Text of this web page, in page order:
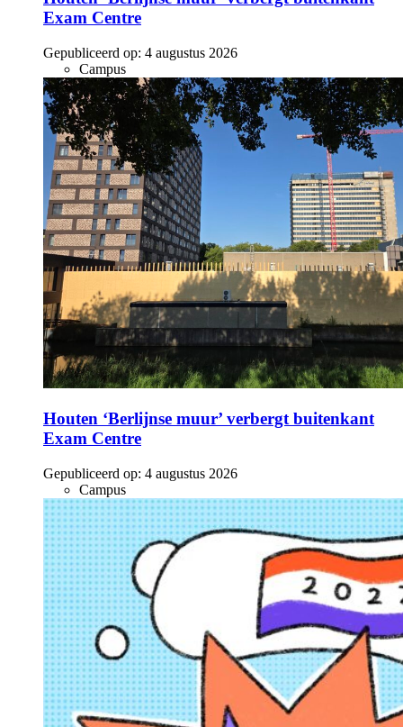
Exam Centre
Gepubliceerd op: 4 augustus 2026
Campus
Houten ‘Berlijnse muur’ verbergt buitenkant
Exam Centre
Gepubliceerd op: 4 augustus 2026
Campus